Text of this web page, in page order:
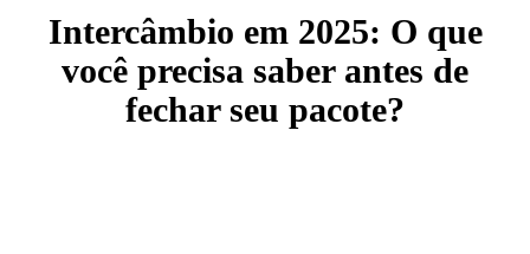
Intercâmbio em 2025: O que
você precisa saber antes de
fechar seu pacote?